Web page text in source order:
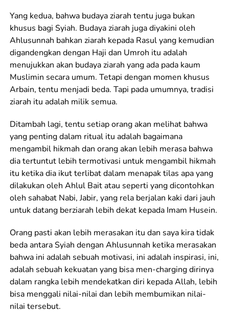
Yang kedua, bahwa budaya ziarah tentu juga bukan
khusus bagi Syiah. Budaya ziarah juga diyakini oleh
Ahlusunnah bahkan ziarah kepada Rasul yang kemudian
digandengkan dengan Haji dan Umroh itu adalah
menujukkan akan budaya ziarah yang ada pada kaum
Muslimin secara umum. Tetapi dengan momen khusus
Arbain, tentu menjadi beda. Tapi pada umumnya, tradisi
ziarah itu adalah milik semua.
Ditambah lagi, tentu setiap orang akan melihat bahwa
yang penting dalam ritual itu adalah bagaimana
mengambil hikmah dan orang akan lebih merasa bahwa
dia tertuntut lebih termotivasi untuk mengambil hikmah
itu ketika dia ikut terlibat dalam menapak tilas apa yang
dilakukan oleh Ahlul Bait atau seperti yang dicontohkan
oleh sahabat Nabi, Jabir, yang rela berjalan kaki dari jauh
untuk datang berziarah lebih dekat kepada Imam Husein.
Orang pasti akan lebih merasakan itu dan saya kira tidak
beda antara Syiah dengan Ahlusunnah ketika merasakan
bahwa ini adalah sebuah motivasi, ini adalah inspirasi, ini,
adalah sebuah kekuatan yang bisa men-charging dirinya
dalam rangka lebih mendekatkan diri kepada Allah, lebih
bisa menggali nilai-nilai dan lebih membumikan nilai-
nilai tersebut.